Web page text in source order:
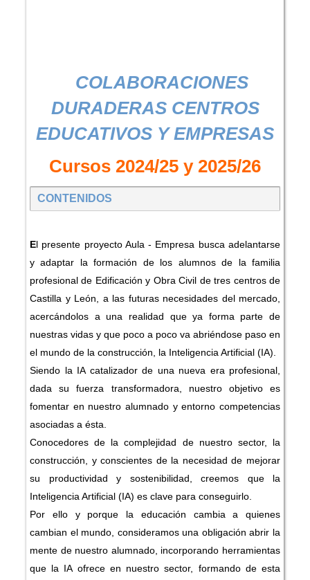
COLABORACIONES
DURADERAS CENTROS
EDUCATIVOS Y EMPRESAS
Cursos 2024/25 y 2025/26
CONTENIDOS
El presente proyecto Aula - Empresa busca adelantarse
y adaptar la formación de los alumnos de la familia
profesional de Edificación y Obra Civil de tres centros de
Castilla y León, a las futuras necesidades del mercado,
acercándolos a una realidad que ya forma parte de
nuestras vidas y que poco a poco va abriéndose paso en
el mundo de la construcción, la Inteligencia Artificial (IA).
Siendo la IA catalizador de una nueva era profesional,
dada su fuerza transformadora, nuestro objetivo es
fomentar en nuestro alumnado y entorno competencias
asociadas a ésta.
Conocedores de la complejidad de nuestro sector, la
construcción, y conscientes de la necesidad de mejorar
su productividad y sostenibilidad, creemos que la
Inteligencia Artificial (IA) es clave para conseguirlo.
Por ello y porque la educación cambia a quienes
cambian el mundo, consideramos una obligación abrir la
mente de nuestro alumnado, incorporando herramientas
que la IA ofrece en nuestro sector, formando de esta